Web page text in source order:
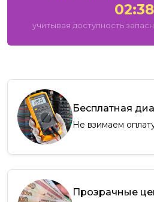
02:38
учитывая доступность
Бесплатная
Не взимаем
Прозрачные